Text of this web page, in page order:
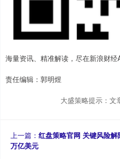
海量资讯、精准解读，尽在新浪财经
责任编辑：郭明煜
大盛策略提示：文
上一篇： 红盘策略官网 关键风险
万亿美元